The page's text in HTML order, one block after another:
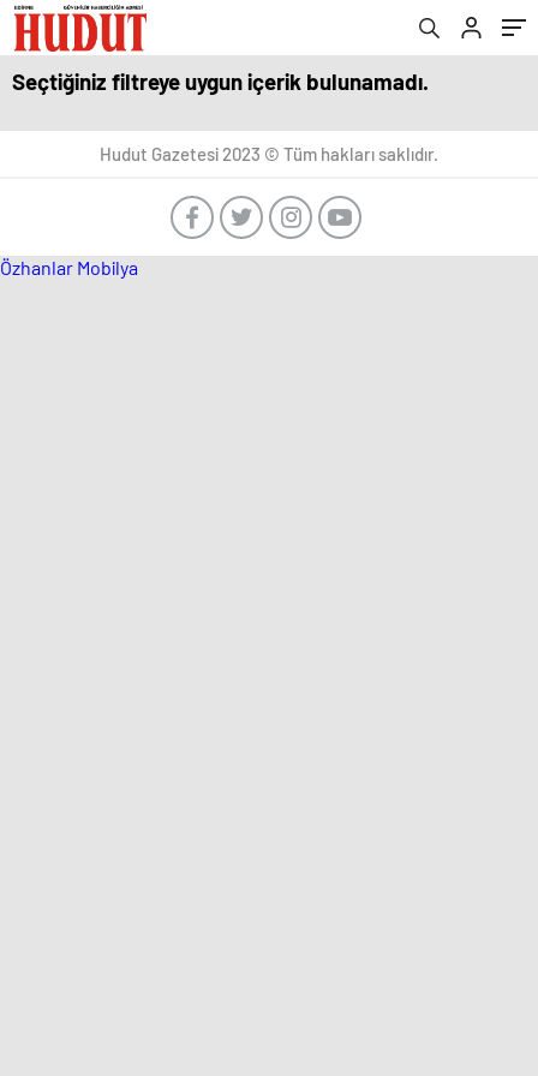
Seçtiğiniz filtreye uygun içerik bulunamadı.
Hudut Gazetesi 2023 © Tüm hakları saklıdır.
Özhanlar Mobilya